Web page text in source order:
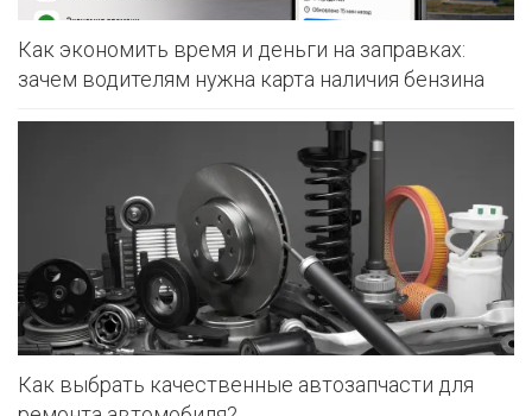
Как экономить время и деньги на заправках:
зачем водителям нужна карта наличия бензина
Как выбрать качественные автозапчасти для